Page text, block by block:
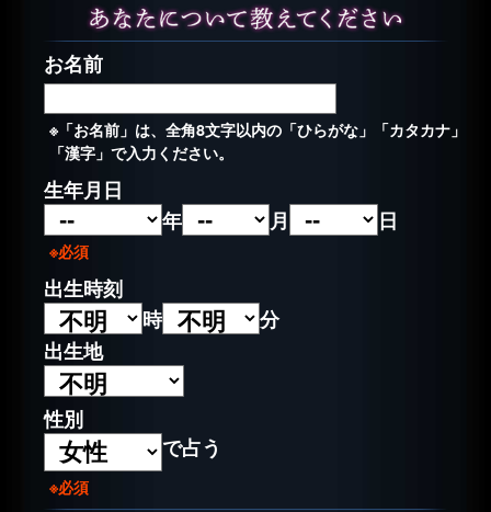
お名前
※「お名前」は、全角8文字以内の「ひらがな」「カタカナ」
「漢字」で入力ください。
生年月日
年
月 日
※必須
出生時刻
時
分
出生地
性別
で占う
※必須